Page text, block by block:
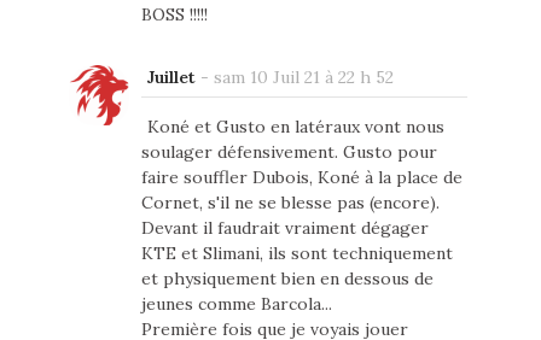
BOSS !!!!!
Juillet- sam 10 Juil 21 à 22 h 52
Koné et Gusto en latéraux vont nous
soulager défensivement. Gusto pour
faire souffler Dubois, Koné à la place de
Cornet, s'il ne se blesse pas (encore).
Devant il faudrait vraiment dégager
KTE et Slimani, ils sont techniquement
et physiquement bien en dessous de
jeunes comme Barcola...
Première fois que je voyais jouer